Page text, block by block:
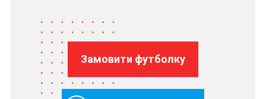
Замовити футболку